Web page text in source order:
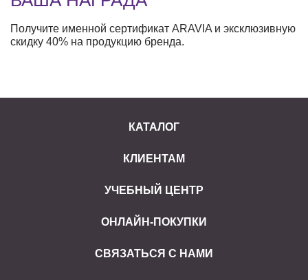
Получите именной сертификат ARAVIA и эксклюзивную
скидку 40% на продукцию бренда.
КАТАЛОГ
КЛИЕНТАМ
УЧЕБНЫЙ ЦЕНТР
ОНЛАЙН-ПОКУПКИ
СВЯЗАТЬСЯ С НАМИ